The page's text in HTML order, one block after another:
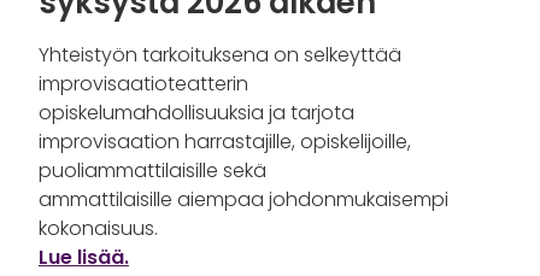
terävää huumoria ja elävää
näyttämötaikaa, tämä esitys on tehty juuri
sinua varten
Lue lisää
Yhteistyön tarkoituksena on selkeyttää
improvisaatioteatterin
opiskelumahdollisuuksia ja tarjota
improvisaation harrastajille, opiskelijoille,
puoliammattilaisille sekä
ammattilaisille aiempaa johdonmukaisempi
kokonaisuus.
Lue lisää.
Lue lisää